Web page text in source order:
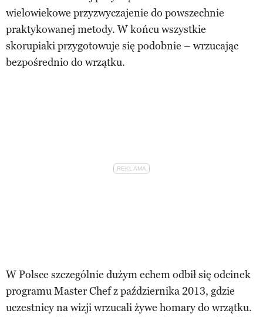
wielowiekowe przyzwyczajenie do powszechnie
praktykowanej metody. W końcu wszystkie
skorupiaki przygotowuje się podobnie – wrzucając
bezpośrednio do wrzątku.
W Polsce szczególnie dużym echem odbił się odcinek
programu Master Chef z października 2013, gdzie
uczestnicy na wizji wrzucali żywe homary do wrzątku.